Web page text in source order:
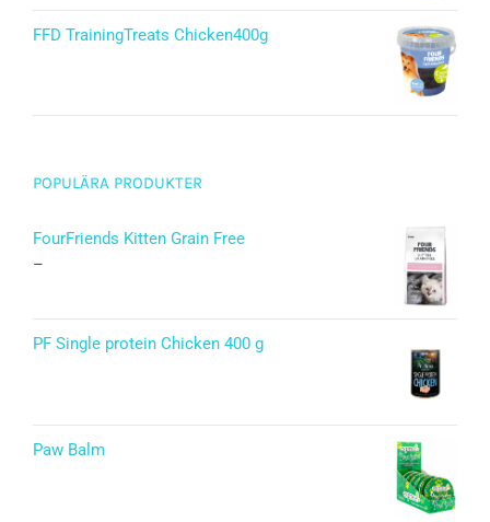
FFD TrainingTreats Chicken400g
POPULÄRA PRODUKTER
FourFriends Kitten Grain Free
–
PF Single protein Chicken 400 g
Paw Balm